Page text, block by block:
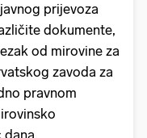
prijevoza
dokumente,
od mirovine za
zavoda za
pravnom